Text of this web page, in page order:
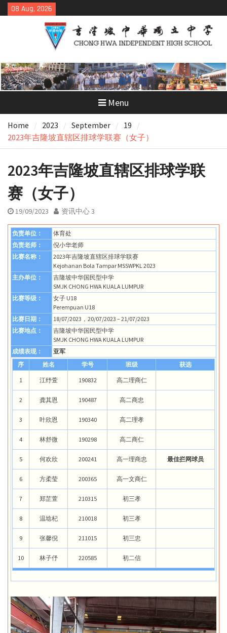
Skip
to
08 Aug, 2026
Menu
Home 2023 September
19
2023年吉隆坡直辖区排球学联赛（女子）
2023年吉隆坡直辖区排球学联
赛（女子）
19/09/2023 资讯中心 3
负责单位：
体育处
负责老师：
倪小华老师
比赛名称：
2023年吉隆坡直辖区排球学联赛
Kejohanan Bola Tampar MSSWPKL 2023
主办单位：
吉隆坡中华国民型中学
SMJK CHONG HWA KUALA LUMPUR
比赛等级：
女子 U18
Perempuan U18
比赛日期：
18/07/2023，20/07/2023 – 21/07/2023
比赛地点：
吉隆坡中华国民型中学
SMJK CHONG HWA KUALA LUMPUR
成绩表现：
亚军
序
姓名 学号 班级 获选
1 江纾萱 190832 高二理商仁
2 龚其恩 190487 高二商忠
3 叶欣恩 190340 高二理孝
4 林舒微 190298 高二商仁
5 何欢欣 200241 高一理商忠 最佳拦网球员
6 方柔莹 200365 高一文商仁
7 郑芷萱 210315 初三孝
8 温埝杞 210018 初三孝
9 张馨倪 211015 初三忠
10 林子伃 220585 初二信